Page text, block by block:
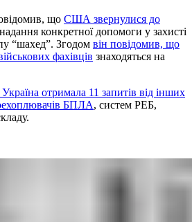
що США звернулися до
конкретної допомоги у захисті
“шахед”. Згодом він повідомив, що
фахівців знаходяться на
отримала 11 запитів від інших
БПЛА, систем РЕБ,